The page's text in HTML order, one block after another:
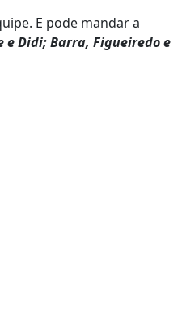
E pode mandar a
e Didi; Barra, Figueiredo e